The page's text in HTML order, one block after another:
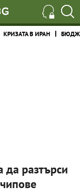
КРИЗАТА В ИРАН
да разтърси